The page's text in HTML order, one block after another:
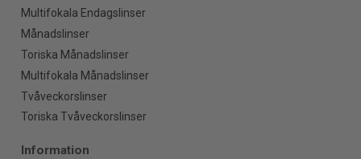
Multifokala Endagslinser
Månadslinser
Toriska Månadslinser
Multifokala Månadslinser
Tvåveckorslinser
Toriska Tvåveckorslinser
Information